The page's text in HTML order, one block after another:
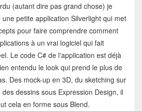
(autant dire pas grand chose) je
petite application Silverlight qui met
pour faire comprendre comment
à un vrai logiciel qui fait
Le code C# de l'application est déjà
entendu le look qui prend le plus de
Des mock-up en 3D, du sketching sur
dessins sous Expression Design, il
cela en forme sous Blend.